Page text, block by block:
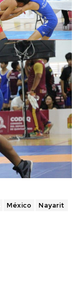
México Nayarit